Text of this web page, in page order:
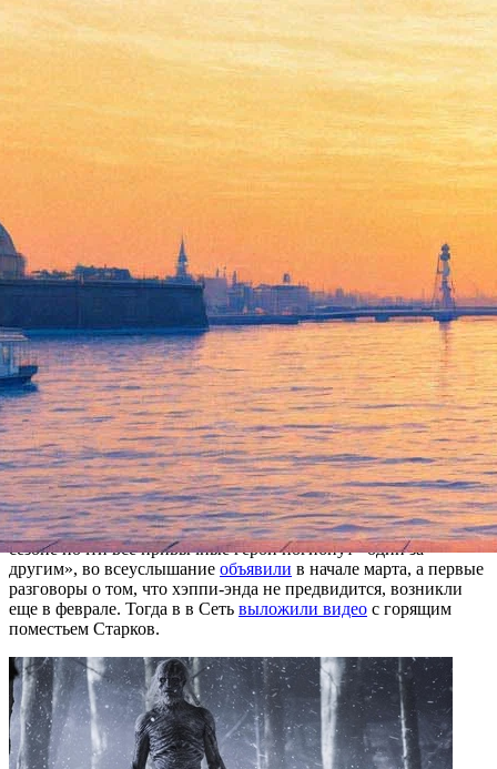
Приквел «Игры Престолов»
раскроет происхождение
Белых Ходоков
Версия для печати
приквела «Игры Престолов»стартуют в октябре
этого года в Северной Ирландии, сообщаетBelfast Telegraph
со ссылкой на источники в киностудии Paint Hall.
Рабочее название истории, которая развернется «за тысячи
лет» до событий оригинальной саги и расскажет, откуда в
сериале взялись Белые Ходоки, — «Долгая ночь». Как
отметил в своём блогеавтор романов, по которым снята
оригинальная «Игра престолов», Джордж Р. Р. Мартин,
поклонникам не стоит забывать , что новое шоу будет
«приквелом во всех смыслах», и ни один из персонажей
нынешней «Игры...» там не появится. О том, что в последнем
сезоне почти все привычные герои погибнут «один за
другим», во всеуслышание объявили в начале марта, а первые
разговоры о том, что хэппи-энда не предвидится, возникли
еще в феврале. Тогда в в Сеть выложили видео с горящим
поместьем Старков.